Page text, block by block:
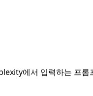
에서 입력하는 프